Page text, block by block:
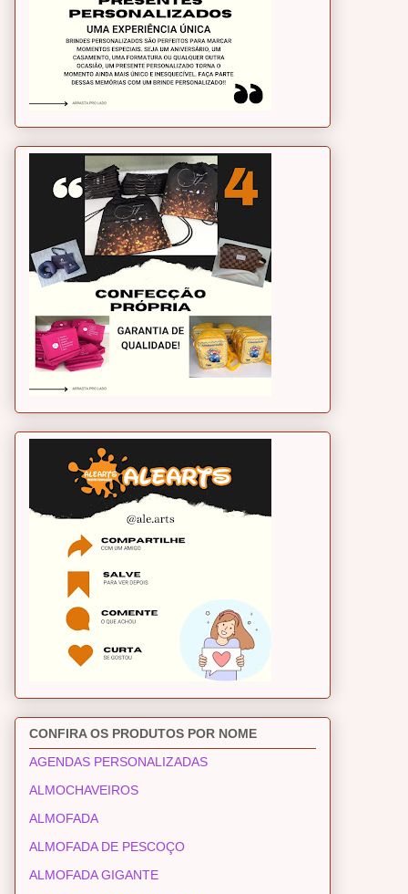
CONFIRA OS PRODUTOS POR NOME
AGENDAS PERSONALIZADAS
ALMOCHAVEIROS
ALMOFADA
ALMOFADA DE PESCOÇO
ALMOFADA GIGANTE